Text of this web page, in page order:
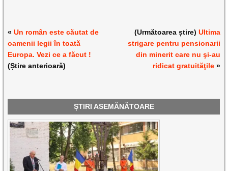
«Un român este căutat de
oamenii legii în toată
Europa. Vezi ce a făcut !
(Știre anterioară)
(Următoarea știre) Ultima
strigare pentru pensionarii
din minerit care nu şi-au
ridicat gratuităţile»
ȘTIRI ASEMĂNĂTOARE